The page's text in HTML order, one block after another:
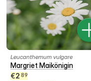
Leucanthemum vulgare
Margriet Maikönigin
€2 89